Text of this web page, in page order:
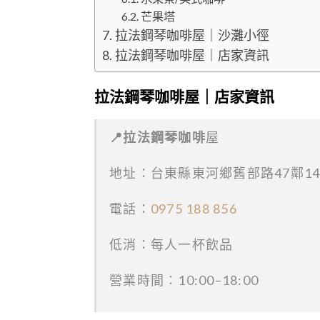
芒果塔
拉法鋼琴咖啡屋｜沙灘小徑
拉法鋼琴咖啡屋｜店家資訊
拉法鋼琴咖啡屋｜店家資訊
📍拉法鋼琴咖啡屋
地址：台東縣東河鄉舊部路47鄰
電話： 0975 188 856
低消：每人一杯飲品
營業時間：10:00–18:00